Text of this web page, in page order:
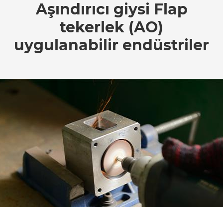
Aşındırıcı giysi Flap
tekerlek (AO)
uygulanabilir endüstriler